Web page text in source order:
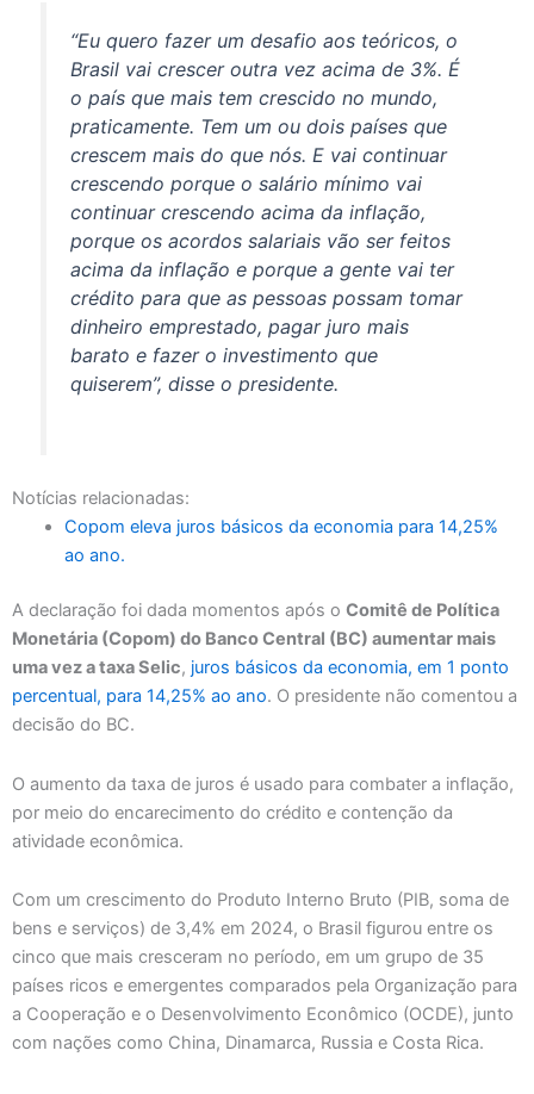
“Eu quero fazer um desafio aos teóricos, o
Brasil vai crescer outra vez acima de 3%. É
o país que mais tem crescido no mundo,
praticamente. Tem um ou dois países que
crescem mais do que nós. E vai continuar
crescendo porque o salário mínimo vai
continuar crescendo acima da inflação,
porque os acordos salariais vão ser feitos
acima da inflação e porque a gente vai ter
crédito para que as pessoas possam tomar
dinheiro emprestado, pagar juro mais
barato e fazer o investimento que
quiserem”, disse o presidente.
Notícias relacionadas:
Copom eleva juros básicos da economia para 14,25%
ao ano.
A declaração foi dada momentos após o Comitê de Política
Monetária (Copom) do Banco Central (BC) aumentar mais
uma vez a taxa Selic, juros básicos da economia, em 1 ponto
percentual, para 14,25% ao ano. O presidente não comentou a
decisão do BC.
O aumento da taxa de juros é usado para combater a inflação,
por meio do encarecimento do crédito e contenção da
atividade econômica.
Com um crescimento do Produto Interno Bruto (PIB, soma de
bens e serviços) de 3,4% em 2024, o Brasil figurou entre os
cinco que mais cresceram no período, em um grupo de 35
países ricos e emergentes comparados pela Organização para
a Cooperação e o Desenvolvimento Econômico (OCDE), junto
com nações como China, Dinamarca, Russia e Costa Rica.